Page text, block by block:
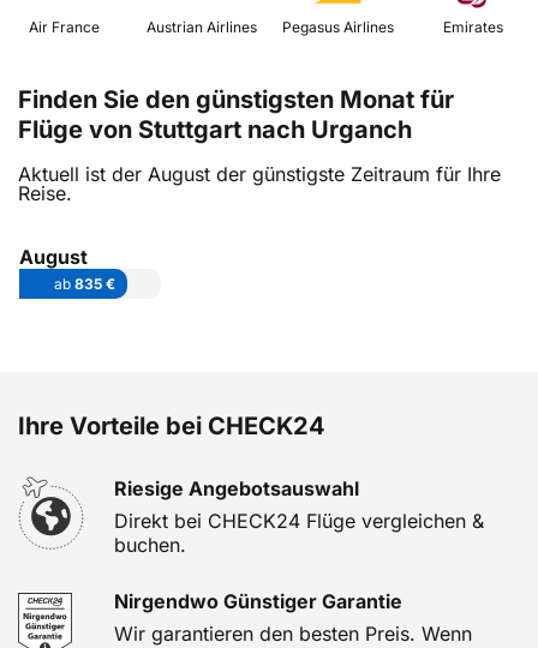
Air France Austrian Airlines Emirates
Finden Sie den günstigsten Monat für
Flüge von Stuttgart nach Urganch
Aktuell ist der August der günstigste Zeitraum für Ihre
Reise.
August
ab 835 €
Ihre Vorteile bei CHECK24
Riesige Angebotsauswahl
Direkt bei CHECK24 Flüge vergleichen &
buchen.
Nirgendwo Günstiger Garantie
Wir garantieren den besten Preis. Wenn